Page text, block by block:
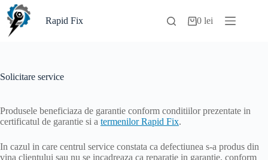
Sari
conținut
Rapid Fix
Coș0lei
Solicitare service
Produsele beneficiaza de garantie conform conditiilor prezentate in
certificatul de garantie si a termenilor Rapid Fix.
In cazul in care centrul service constata ca defectiunea s-a produs din
vina clientului sau nu se incadreaza ca reparatie in garantie, conform